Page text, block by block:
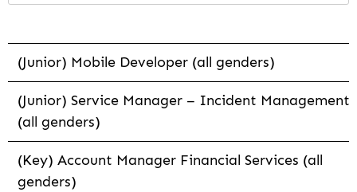
(Junior) Mobile Developer (all genders)
(Junior) Service Manager – Incident Management
(all genders)
(Key) Account Manager Financial Services (all
genders)